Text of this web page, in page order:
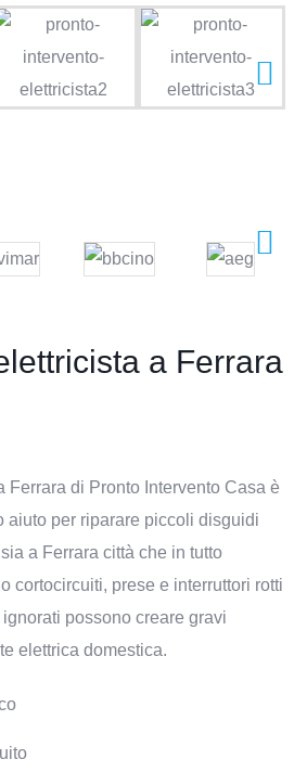
a Ferrara
Ferrara di Pronto Intervento Casa è
aiuto per riparare piccoli disguidi
a Ferrara città che in tutto
cortocircuiti, prese e interruttori rotti
possono creare gravi
elettrica domestica.